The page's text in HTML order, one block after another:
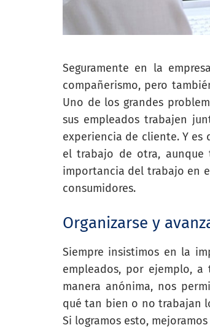
Seguramente en la
compañerismo, pero
Uno de los grandes
sus empleados trabajen
experiencia de cliente. Y es
el trabajo de otra, aunque
importancia del trabajo en
consumidores.
Organizarse y
Siempre insistimos en la
empleados, por ejemplo, a
manera anónima, nos
qué tan bien o no trabajan
Si logramos esto,